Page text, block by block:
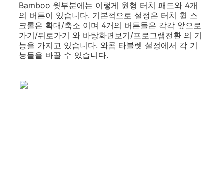
Bamboo 윗부분에는 이렇게 원형 터치 패드와 4개
의 버튼이 있습니다. 기본적으로 설정은 터치 휠 스
크롤은 확대/축소 이며 4개의 버튼들은 각각 앞으로
가기/뒤로가기 와 바탕화면보기/프로그램전환 의 기
능을 가지고 있습니다. 와콤 타블렛 설정에서 각 기
능들을 바꿀 수 있습니다.